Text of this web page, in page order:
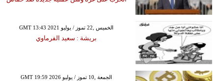
GMT 13:43 2021 الخميس ,22 تموز / يوليو
بريشة : سعيد الفرماوي
GMT 19:59 2026 الجمعة ,10 تموز / يوليو